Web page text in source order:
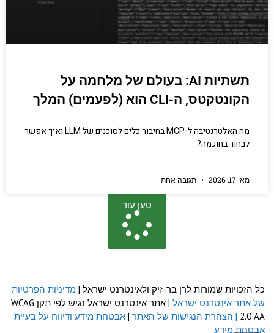
תשתיות AI: בעולם של מלחמה על
הקונטקטס, ה-CLI הוא (לפעמים) המלך
מה האלטרנטיבה ל-MCP בחיבור כלים לסוכנים של LLM ואיך אפשר
לבחור בחוכמה?
מאי 17, 2026 תגובה אחת
טען עוד
כל הזכויות שמורות לרן בר-זיק ולאינטרנט ישראל | מדיניות הפרטיות
של אתר אינטרנט ישראל
| אתר אינטרנט ישראל נגיש לפי תקן WCAG
2.0 AA | הצהרת הנגישות של האתר | אבטחת מידע ודיווח על בעיית
אבטחת מידע